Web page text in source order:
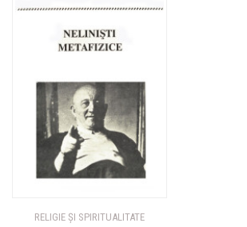
RELIGIE ȘI SPIRITUALITATE